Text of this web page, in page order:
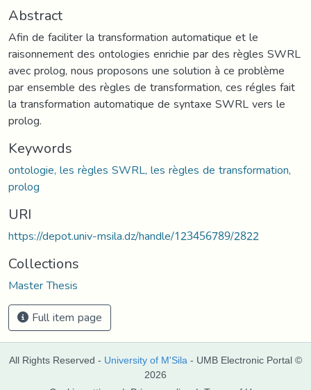
Abstract
Afin de faciliter la transformation automatique et le
raisonnement des ontologies enrichie par des règles SWRL
avec prolog, nous proposons une solution à ce problème
par ensemble des règles de transformation, ces régles fait
la transformation automatique de syntaxe SWRL vers le
prolog.
Keywords
ontologie, les règles SWRL, les règles de transformation,
prolog
URI
https://depot.univ-msila.dz/handle/123456789/2822
Collections
Master Thesis
Full item page
All Rights Reserved - University of M'Sila - UMB Electronic Portal ©
2026